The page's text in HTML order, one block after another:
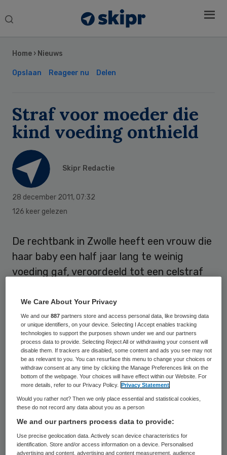
Search
Home › Nieuws
Opslaan Reageer nu Delen
Straf voor moeder die
kind voeding onthield
Skipr Redactie
28 december 2011, 07:32
126 keer gelezen
De rechtbank in Zwolle heeft een vrouw die
haar baby een half jaar lang te weinig
voeding gaf, veroordeeld tot een celstraf
mishandeling. Het grootste deel van de
straf, anderhalf jaar, is voorwaardelijk. De
34-jarige Brenda L. heeft de resterende
dagen in voorarrest uitgezeten.
UMCG
De baby stierf in 2008 bijna aan
ondervoeding. Er ontstond verdenking
tegen de moeder omdat haar dochtertje
sinds haar geboorte nauwelijks aankwam,
Sidebar
We Care About Your Privacy
We and our887 partners store and access personal data, like browsing data
or unique identifiers, on your device. Selecting I Accept enables tracking
technologies to support the purposes shown under we and our partners
process data to provide. Selecting Reject All or withdrawing your consent will
disable them. If trackers are disabled, some content and ads you see may not
be as relevant to you. You can resurface this menu to change your choices or
withdraw consent at any time by clicking the Manage Preferences link on the
bottom of the webpage. Your choices will have effect within our Website. For
more details, refer to our Privacy Policy.
Privacy Statement
Would you rather not? Then we only place essential and statistical cookies,
these do not record any data about you as a person
We and our partners process data to provide:
Use precise geolocation data. Actively scan device characteristics for
identification. Store and/or access information on a device. Personalised
advertising and content, advertising and content measurement, audience